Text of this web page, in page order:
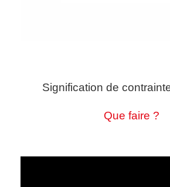
Signification de
Que faire ?